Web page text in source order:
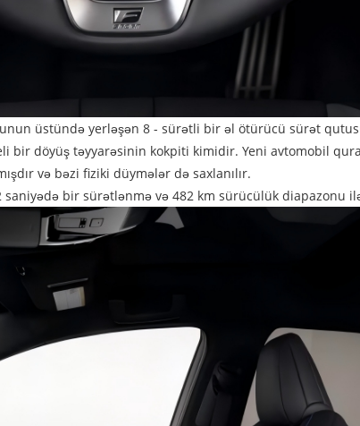
üstündə yerləşən 8 - sürətli bir əl ötürücü sürət
bir döyüş təyyarəsinin kokpiti kimidir. Yeni avtomobil
və bəzi fiziki düymələr də saxlanılır.
saniyədə bir sürətlənmə və 482 km sürücülük